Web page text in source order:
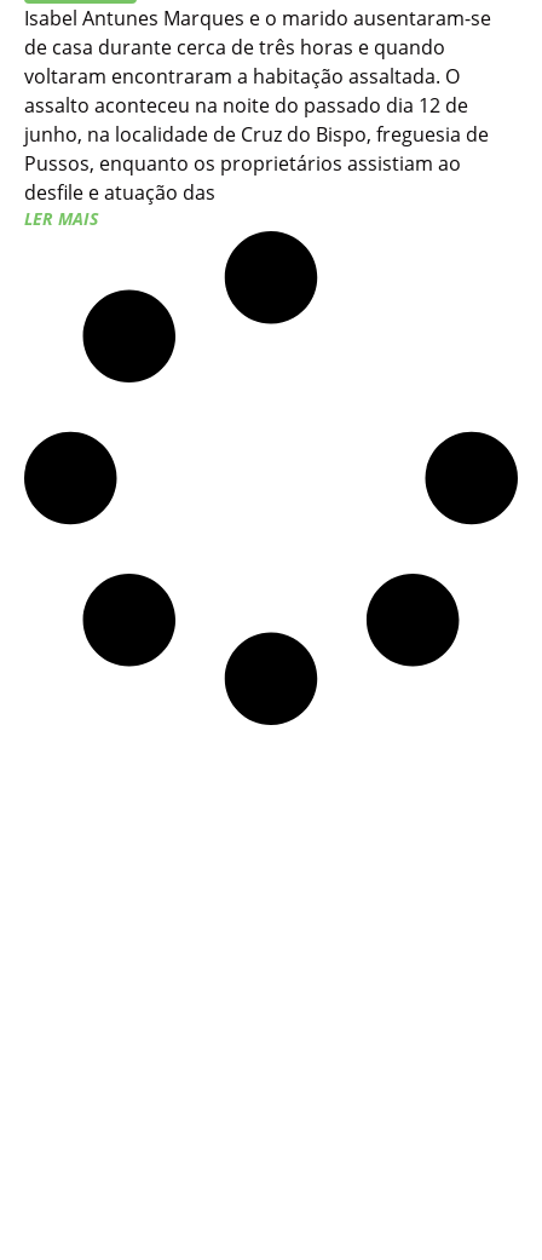
Isabel Antunes Marques e o marido ausentaram-se
de casa durante cerca de três horas e quando
voltaram encontraram a habitação assaltada. O
assalto aconteceu na noite do passado dia 12 de
junho, na localidade de Cruz do Bispo, freguesia de
Pussos, enquanto os proprietários assistiam ao
desfile e atuação das
LER MAIS